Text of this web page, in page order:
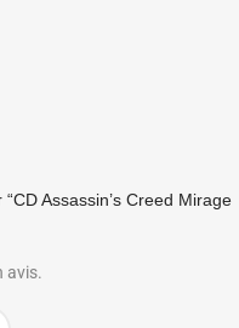
Assassin’s Creed Mirage
avis.